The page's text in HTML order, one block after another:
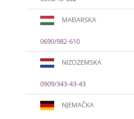
MAĐARSKA
0690/982-610
NIZOZEMSKA
0909/343-43-43
NJEMAČKA
VIKTORIJA